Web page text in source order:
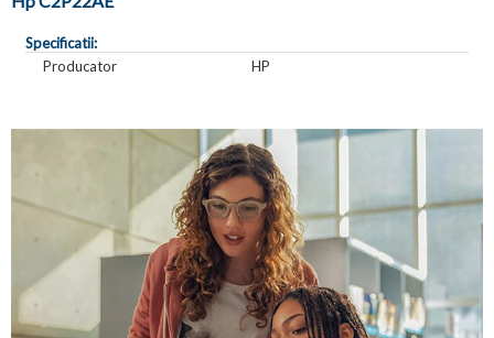
Specificatii:
Producator
HP